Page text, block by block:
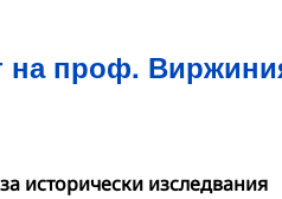
на проф.
исторически изследвания